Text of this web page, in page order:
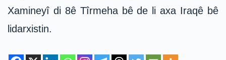
Xamineyî di 8ê Tîrmeha bê de li axa Iraqê bê
lidarxistin.